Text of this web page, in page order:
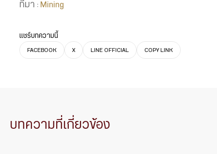
ที่มา : Mining
แชร์บทความนี้
FACEBOOK X LINE OFFICIAL COPY LINK
บทความที่เกี่ยวข้อง